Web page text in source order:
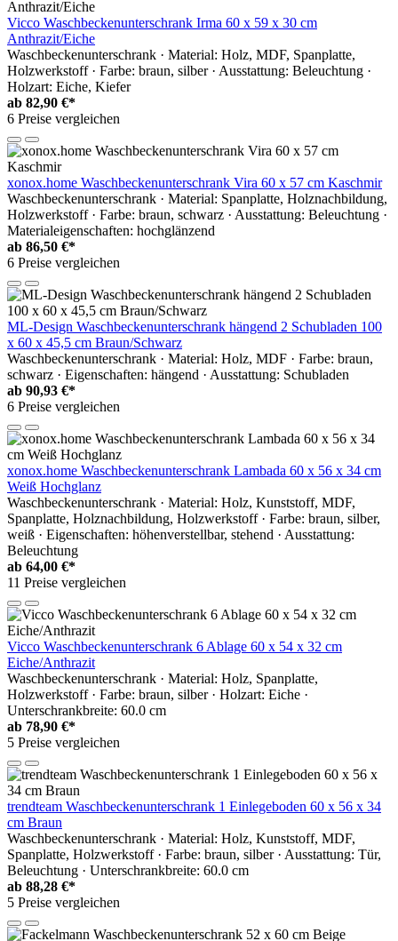
Vicco Waschbeckenunterschrank Irma 60 x 59 x 30 cm
Anthrazit/Eiche
Waschbeckenunterschrank · Material: Holz, MDF, Spanplatte,
Holzwerkstoff · Farbe: braun, silber · Ausstattung: Beleuchtung ·
Holzart: Eiche, Kiefer
ab 82,90 €*
6 Preise vergleichen
xonox.home Waschbeckenunterschrank Vira 60 x 57 cm Kaschmir
Waschbeckenunterschrank · Material: Spanplatte, Holznachbildung,
Holzwerkstoff · Farbe: braun, schwarz · Ausstattung: Beleuchtung ·
Materialeigenschaften: hochglänzend
ab 86,50 €*
6 Preise vergleichen
ML-Design Waschbeckenunterschrank hängend 2 Schubladen 100
x 60 x 45,5 cm Braun/Schwarz
Waschbeckenunterschrank · Material: Holz, MDF · Farbe: braun,
schwarz · Eigenschaften: hängend · Ausstattung: Schubladen
ab 90,93 €*
6 Preise vergleichen
xonox.home Waschbeckenunterschrank Lambada 60 x 56 x 34 cm
Weiß Hochglanz
Waschbeckenunterschrank · Material: Holz, Kunststoff, MDF,
Spanplatte, Holznachbildung, Holzwerkstoff · Farbe: braun, silber,
weiß · Eigenschaften: höhenverstellbar, stehend · Ausstattung:
Beleuchtung
ab 64,00 €*
11 Preise vergleichen
Vicco Waschbeckenunterschrank 6 Ablage 60 x 54 x 32 cm
Eiche/Anthrazit
Waschbeckenunterschrank · Material: Holz, Spanplatte,
Holzwerkstoff · Farbe: braun, silber · Holzart: Eiche ·
Unterschrankbreite: 60.0 cm
ab 78,90 €*
5 Preise vergleichen
trendteam Waschbeckenunterschrank 1 Einlegeboden 60 x 56 x 34
cm Braun
Waschbeckenunterschrank · Material: Holz, Kunststoff, MDF,
Spanplatte, Holzwerkstoff · Farbe: braun, silber · Ausstattung: Tür,
Beleuchtung · Unterschrankbreite: 60.0 cm
ab 88,28 €*
5 Preise vergleichen